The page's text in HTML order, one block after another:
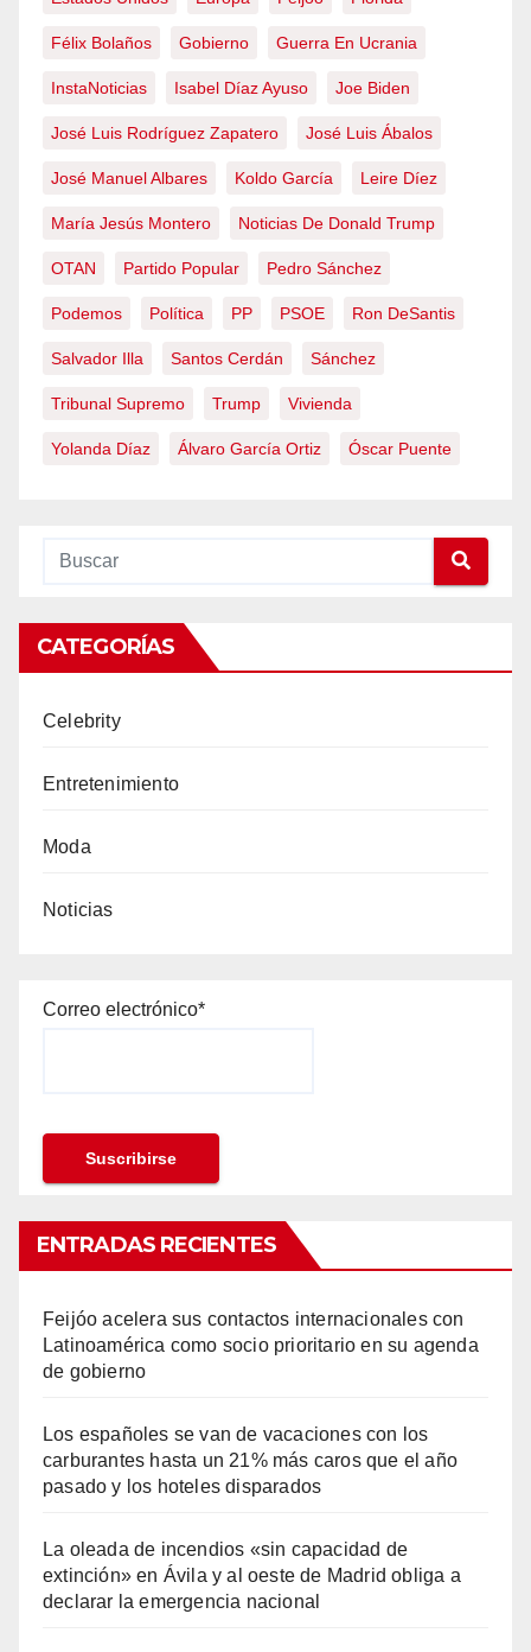
Félix Bolaños Gobierno Guerra En Ucrania
InstaNoticias Isabel Díaz Ayuso Joe Biden
José Luis Rodríguez Zapatero José Luis Ábalos
José Manuel Albares Koldo García Leire Díez
María Jesús Montero Noticias De Donald Trump
OTAN Partido Popular Pedro Sánchez
Podemos Política PP PSOE Ron DeSantis
Salvador Illa Santos Cerdán Sánchez
Tribunal Supremo Trump Vivienda
Yolanda Díaz Álvaro García Ortiz Óscar Puente
CATEGORÍAS
Celebrity
Entretenimiento
Moda
Noticias
Correo electrónico*
ENTRADAS RECIENTES
Feijóo acelera sus contactos internacionales con
Latinoamérica como socio prioritario en su agenda
de gobierno
Los españoles se van de vacaciones con los
carburantes hasta un 21% más caros que el año
pasado y los hoteles disparados
La oleada de incendios «sin capacidad de
extinción» en Ávila y al oeste de Madrid obliga a
declarar la emergencia nacional